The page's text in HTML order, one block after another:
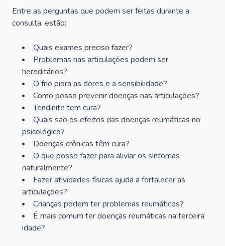
Entre as perguntas que podem ser feitas durante a
consulta, estão:
Quais exames preciso fazer?
Problemas nas articulações podem ser
hereditários?
O frio piora as dores e a sensibilidade?
Como posso prevenir doenças nas articulações?
Tendinite tem cura?
Quais são os efeitos das doenças reumáticas no
psicológico?
Doenças crônicas têm cura?
O que posso fazer para aliviar os sintomas
naturalmente?
Fazer atividades físicas ajuda a fortalecer as
articulações?
Crianças podem ter problemas reumáticos?
É mais comum ter doenças reumáticas na terceira
idade?